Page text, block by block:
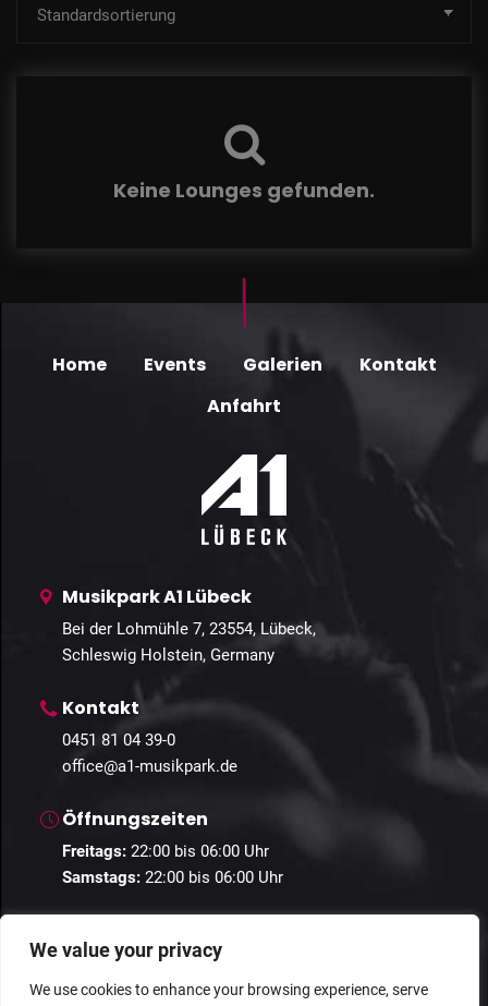
We value your privacy
We use cookies to enhance your browsing experience, serve
Keine Lounges gefunden.
Home Events Galerien
Kontakt
Anfahrt
Musikpark A1 Lübeck
Bei der Lohmühle 7, 23554, Lübeck,
Schleswig Holstein, Germany
Kontakt
0451 81 04 39-0
office@a1-musikpark.de
Öffnungszeiten
Freitags: 22:00 bis 06:00 Uhr
Samstags: 22:00 bis 06:00 Uhr